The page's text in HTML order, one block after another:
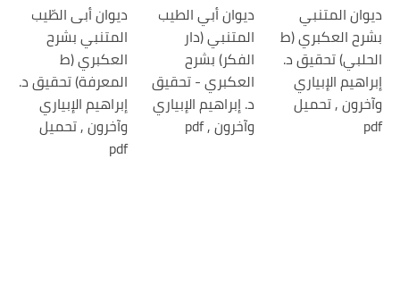
ديوان المتنبي
بشرح العكبري (ط
الحلبي) تحقيق د.
إبراهيم الإبياري
وآخرون , تحميل
pdf
ديوان أبي الطيب
المتنبي (دار
الفكر) بشرح
العكبري - تحقيق
د. إبراهيم الإبياري
وآخرون , pdf
ديوان أبى الطّيب
المتنبي بشرح
العكبري (ط
المعرفة) تحقيق د.
إبراهيم الإبياري
وآخرون , تحميل
pdf